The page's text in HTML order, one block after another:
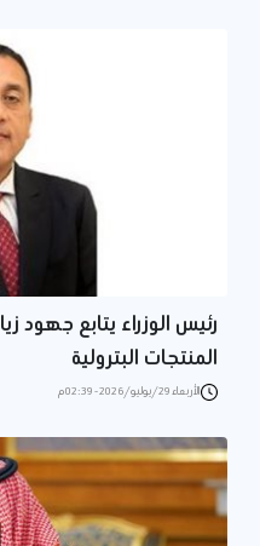
رئيس الوزراء يتابع جهود
المنتجات البترولية
الأربعاء 29/يوليو/2026 - 02:39 م